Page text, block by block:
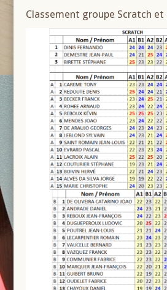
Classement groupe Scratch et